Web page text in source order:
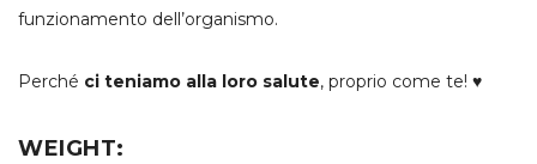
funzionamento dell’organismo.
Perché ci teniamo alla loro salute, proprio come te! ♥
WEIGHT: